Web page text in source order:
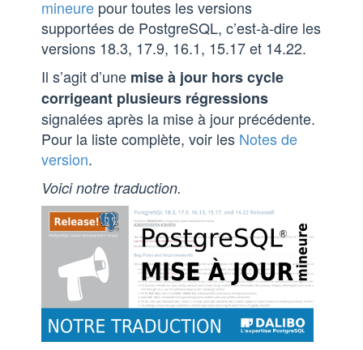
mineurepour toutes les versions
supportées de PostgreSQL, c’est-à-dire les
versions 18.3, 17.9, 16.1, 15.17 et 14.22.
Il s’agit d’une mise à jour hors cycle
corrigeant plusieurs régressions
signalées après la mise à jour précédente.
Pour la liste complète, voir les Notes de
version.
Voici notre traduction.